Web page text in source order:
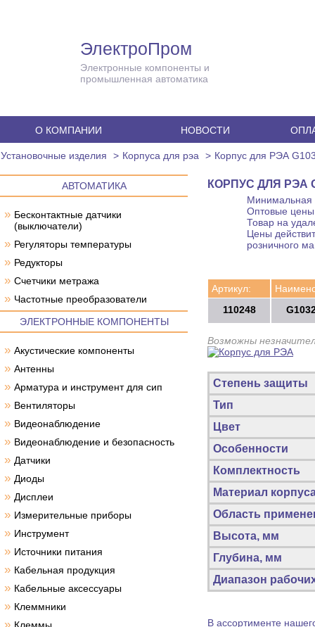
ЭлектроПром
Электронные компоненты и
промышленная автоматика
О КОМПАНИИ НОВОСТИ
Установочные изделия Корпуса для рэа Корпус для РЭА
АВТОМАТИКА
» Бесконтактные датчики
(выключатели)
» Регуляторы температуры
» Редукторы
» Счетчики метража
» Частотные преобразователи
ЭЛЕКТРОННЫЕ КОМПОНЕНТЫ
» Акустические компоненты
» Антенны
» Арматура и инструмент для сип
» Вентиляторы
» Видеонаблюдение
» Видеонаблюдение и безопасность
» Датчики
» Диоды
» Дисплеи
» Измерительные приборы
» Инструмент
» Источники питания
» Кабельная продукция
» Кабельные аксессуары
» Клеммники
КОРПУС ДЛЯ РЭА
Минимальная
Оптовые цены
Товар на
Цены
розничного
Артикул:
110248
Возможны
Степень защиты
Тип
Цвет
Особенности
Комплектность
Материал
Область
Высота, мм
Глубина, мм
Диапазон
В ассортименте